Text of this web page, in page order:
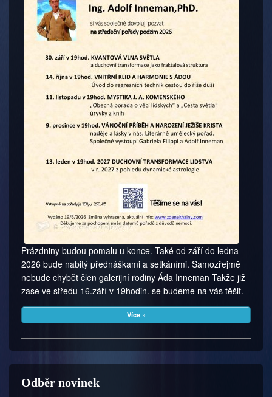
Prázdniny budou pomalu u konce. Také od září do ledna
2026 bude nabitý přednáškami a setkáními. Samozřejmě
nebude chybět člen galerijní rodiny Áda Inneman Takže již
zase ve středu 16.září v 19hodin. se budeme na vás těšit.
Více »
Odběr novinek